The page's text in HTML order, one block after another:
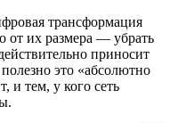
трансформация
от их размера — убрать
приносит
это «абсолютно
и тем, у кого сеть